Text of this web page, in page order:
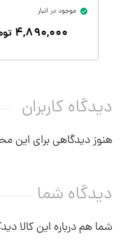
موجود در انبار
۴,۸۹۰,۰۰۰
دیدگاه کاربران
هنوز دیدگاهی برای
دیدگاه شما
شما هم درباره این کالا